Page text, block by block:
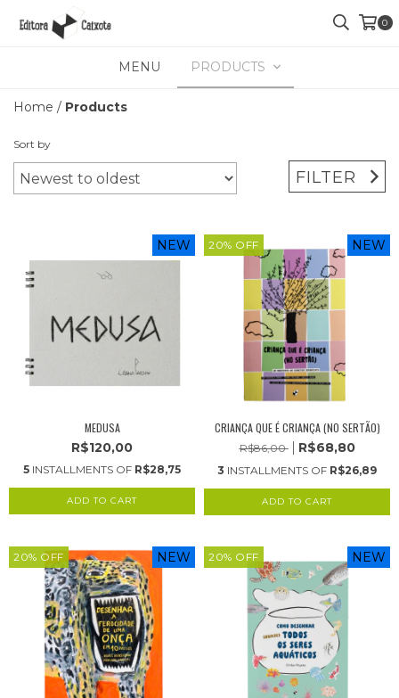
0
MENU PRODUCTS
Home / Products
Sort by
FILTER
NEW
MEDUSA
R$120,00
5 INSTALLMENTS OF R$28,75
20% OFF NEW
CRIANÇA QUE É CRIANÇA (NO SERTÃO)
R$86,00 R$68,80
3 INSTALLMENTS OF R$26,89
20% OFF NEW 20% OFF NEW